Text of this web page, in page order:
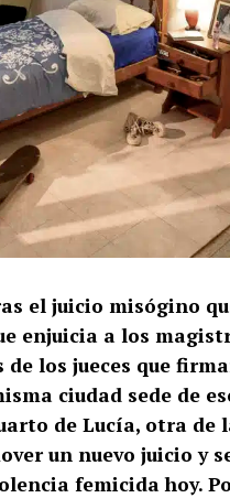
el juicio misógino
enjuicia a los
los jueces que
ciudad sede de
de Lucía, otra de
un nuevo juicio y
femicida hoy.